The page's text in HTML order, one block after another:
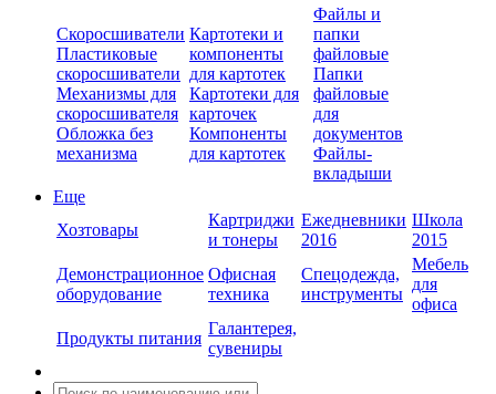
Скоросшиватели
Пластиковые
скоросшиватели
Механизмы для
скоросшивателя
Обложка без
механизма
Картотеки и
компоненты
для картотек
Картотеки для
карточек
Компоненты
для картотек
Файлы и
папки
файловые
Папки
файловые
для
документов
Файлы-
вкладыши
Еще
Хозтовары
Картриджи
и тонеры
Ежедневники
2016
Школа
2015
Демонстрационное
оборудование
Офисная
техника
Спецодежда,
инструменты
Мебель
для
офиса
Продукты питания
Галантерея,
сувениры